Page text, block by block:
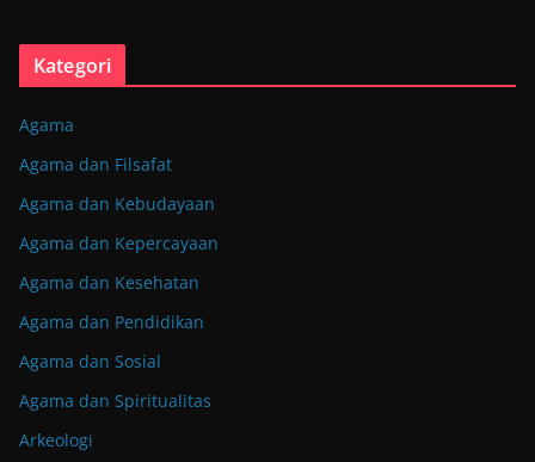
Kategori
Agama
Agama dan Filsafat
Agama dan Kebudayaan
Agama dan Kepercayaan
Agama dan Kesehatan
Agama dan Pendidikan
Agama dan Sosial
Agama dan Spiritualitas
Arkeologi